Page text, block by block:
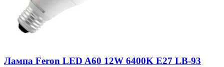
Лампа Feron LED A60 12W 6400K E27 LB-93